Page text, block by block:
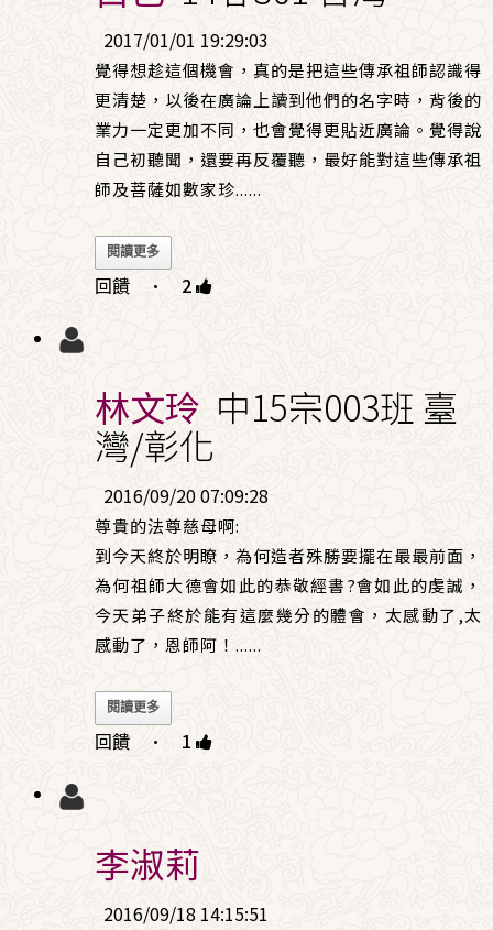
2017/01/01 19:29:03
覺得想趁這個機會，真的是把這些傳承祖師認識得
更清楚，以後在廣論上讀到他們的名字時，背後的
業力一定更加不同，也會覺得更貼近廣論。覺得說
自己初聽聞，還要再反覆聽，最好能對這些傳承祖
師及菩薩如數家珍......
閱讀更多
回饋 · 2
林文玲 中15宗003班 臺
灣/彰化
2016/09/20 07:09:28
尊貴的法尊慈母啊:
到今天終於明瞭，為何造者殊勝要擺在最最前面，
為何祖師大德會如此的恭敬經書?會如此的虔誠，
今天弟子終於能有這麼幾分的體會，太感動了,太
感動了，恩師阿！ ......
閱讀更多
回饋 · 1
李淑莉
2016/09/18 14:15:51